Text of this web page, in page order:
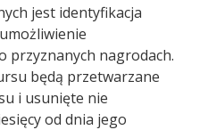
jest identyfikacja
przyznanych nagrodach.
będą przetwarzane
i usunięte nie
od dnia jego